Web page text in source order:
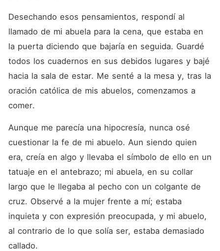
Desechando esos pensamientos, respondí al
llamado de mi abuela para la cena, que estaba en
la puerta diciendo que bajaría en seguida. Guardé
todos los cuadernos en sus debidos lugares y bajé
hacia la sala de estar. Me senté a la mesa y, tras la
oración católica de mis abuelos, comenzamos a
comer.
Aunque me parecía una hipocresía, nunca osé
cuestionar la fe de mi abuelo. Aun siendo quien
era, creía en algo y llevaba el símbolo de ello en un
tatuaje en el antebrazo; mi abuela, en su collar
largo que le llegaba al pecho con un colgante de
cruz. Observé a la mujer frente a mí; estaba
inquieta y con expresión preocupada, y mi abuelo,
al contrario de lo que solía ser, estaba demasiado
callado.